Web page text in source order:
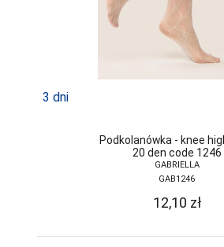
3 dni
Podkolanówka - knee
20 den code 1246
GABRIELLA
GAB1246
12,10 zł